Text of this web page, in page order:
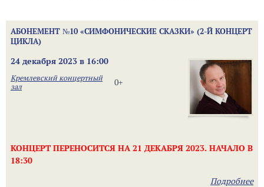
АБОНЕМЕНТ №10 «СИМФОНИЧЕСКИЕ СКАЗКИ» (2-Й КОНЦЕРТ
ЦИКЛА)
24 декабря 2023 в 16:00
0+
Кремлевский концертный
зал
КОНЦЕРТ ПЕРЕНОСИТСЯ НА 21 ДЕКАБРЯ 2023. НАЧАЛО В
18:30
Подробнее